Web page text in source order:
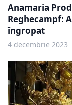
Anamaria
Reghecampf:
îngropat
4 decembrie 2023